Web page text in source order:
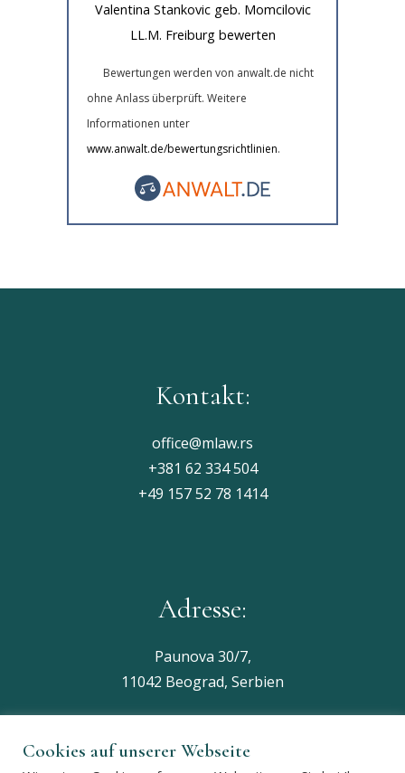
Valentina Stankovic geb. Momcilovic
LL.M. Freiburg bewerten
Bewertungen werden von anwalt.de nicht
ohne Anlass überprüft. Weitere
Informationen unter
www.anwalt.de/bewertungsrichtlinien.
Kontakt:
office@mlaw.rs
+381 62 334 504
+49 157 52 78 1414
Adresse:
Paunova 30/7,
11042 Beograd, Serbien
Cookies auf unserer Webseite